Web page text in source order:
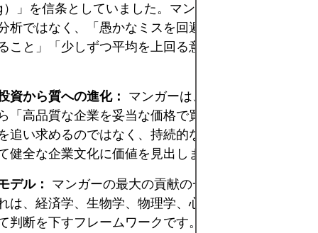
」を信条としていました。マンガーにとって投資と
析ではなく、「愚かなミスを回避すること」「自分
こと」「少しずつ平均を上回る意思決定を積み重ね
資から質への進化： マンガーは、バフェットを古典
「高品質な企業を妥当な価格で買う」方針へと導い
追い求めるのではなく、持続的な競争優位性、高い
健全な企業文化に価値を見出しました。
デル： マンガーの最大の貢献の一つは、メンタルモ
は、経済学、生物学、物理学、心理学、工学などの
判断を下すフレームワークです。複数の視点を持つ